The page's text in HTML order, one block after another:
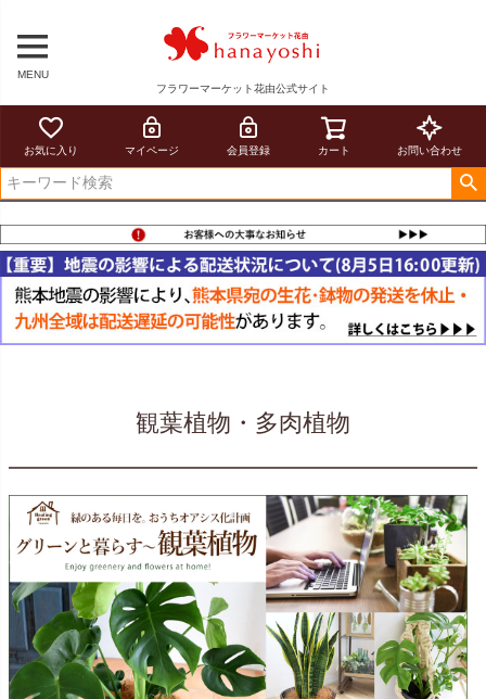
MENU
フラワーマーケット花由公式サイト
お気に入り マイページ 会員登録 カート お問い合わせ
観葉植物・多肉植物